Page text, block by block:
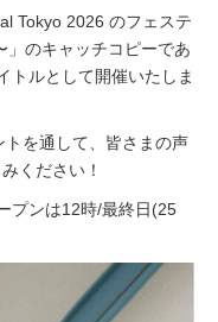
Tokyo 2026 のフェステ
」のキャッチコピーであ
トルとして開催いたしま
トを通して、皆さまの声
ください！
プンは12時/最終日(25